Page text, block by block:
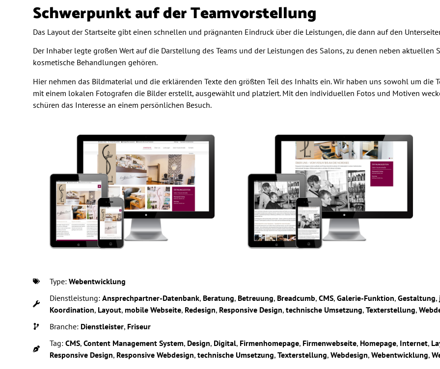
Schwerpunkt auf der Teamvorstellung
Das Layout der Startseite gibt einen schnellen und prägnanten Eindruck über die Leistungen, die dann auf den
Der Inhaber legte großen Wert auf die Darstellung des Teams und der Leistungen des Salons, zu denen neben
kosmetische Behandlungen gehören.
Hier nehmen das Bildmaterial und die erklärenden Texte den größten Teil des Inhalts ein. Wir haben uns sowohl um die
mit einem lokalen Fotografen die Bilder erstellt, ausgewählt und platziert. Mit den individuellen Fotos und Motiven
schüren das Interesse an einem persönlichen Besuch.
Type: Webentwicklung
Dienstleistung: Ansprechpartner-Datenbank, Beratung, Betreuung, Breadcumb,CMS,Galerie-Funktion,Gestaltung,
Koordination, Layout,mobile Webseite, Redesign, Responsive Design,technische Umsetzung,Texterstellung,
Branche: Dienstleister, Friseur
Tag: CMS,Content Management System, Design, Digital, Firmenhomepage, Firmenwebseite, Homepage, Internet,
Responsive Design, Responsive Webdesign,technische Umsetzung,Texterstellung,Webdesign,Webentwicklung,